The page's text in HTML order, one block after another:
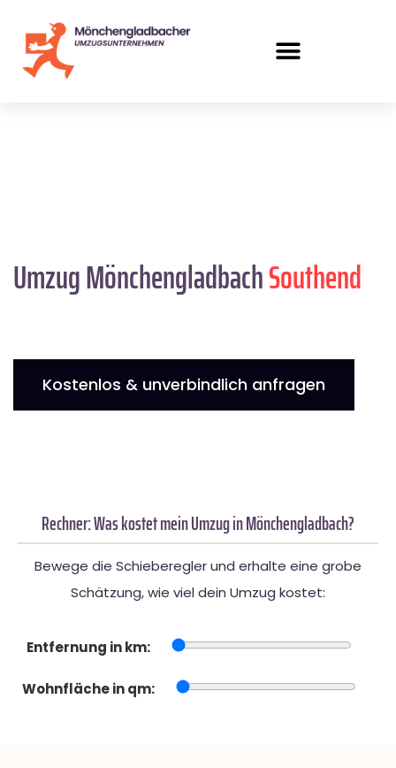
Umzug MönchengladbachSouthend
Kostenlos & unverbindlich anfragen
Rechner: Was kostet mein Umzug in Mönchengladbach?
Bewege die Schieberegler und erhalte eine grobe
Schätzung, wie viel dein Umzug kostet:
Entfernung in km:
Wohnfläche in qm: